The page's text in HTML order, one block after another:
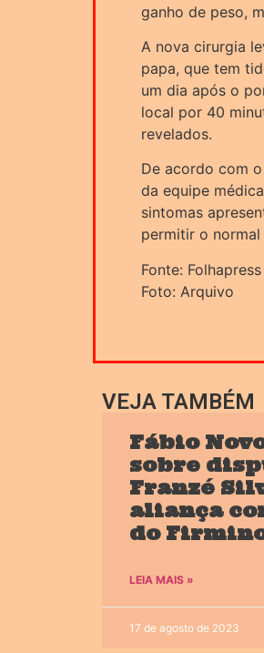
ganho de peso,
A nova cirurgia
papa, que tem
um dia após o
local por 40
revelados.
De acordo com
da equipe
sintomas
permitir o
Fonte: Folhapress
Foto: Arquivo
VEJA TAMBÉM
Fábio
sobre
Franzé
aliança
do
LEIA MAIS »
17 de agosto de 2023